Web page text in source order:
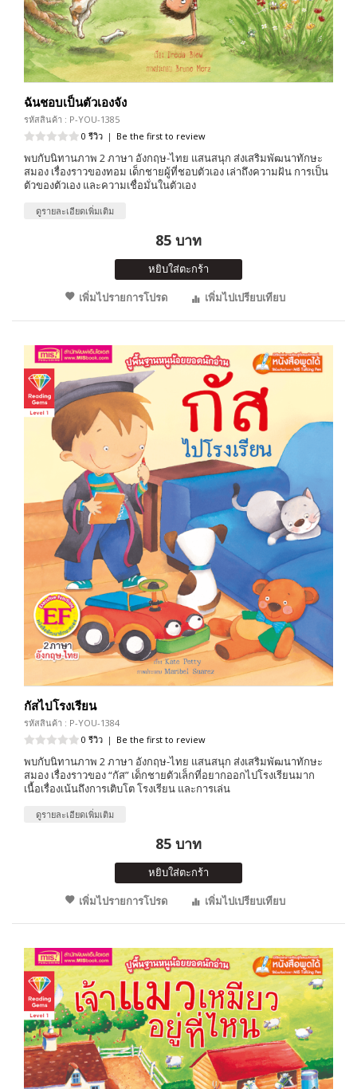
ฉันชอบเป็นตัวเองจัง
รหัสสินค้า : P-YOU-1385
0 รีวิว | Be the first to review
พบกับนิทานภาพ 2 ภาษา อังกฤษ-ไทย แสนสนุก ส่งเสริมพัฒนาทักษะ
สมอง เรื่องราวของทอม เด็กชายผู้ที่ชอบตัวเอง เล่าถึงความฝัน การเป็น
ตัวของตัวเอง และความเชื่อมั่นในตัวเอง
ดูรายละเอียดเพิ่มเติม
85 บาท
หยิบใส่ตะกร้า
เพิ่มไปรายการโปรด
เพิ่มไปเปรียบเทียบ
กัสไปโรงเรียน
รหัสสินค้า : P-YOU-1384
0 รีวิว | Be the first to review
พบกับนิทานภาพ 2 ภาษา อังกฤษ-ไทย แสนสนุก ส่งเสริมพัฒนาทักษะ
สมอง เรื่องราวของ “กัส” เด็กชายตัวเล็กที่อยากออกไปโรงเรียนมาก
เนื้อเรื่องเน้นถึงการเติบโต โรงเรียน และการเล่น
ดูรายละเอียดเพิ่มเติม
85 บาท
หยิบใส่ตะกร้า
เพิ่มไปรายการโปรด
เพิ่มไปเปรียบเทียบ